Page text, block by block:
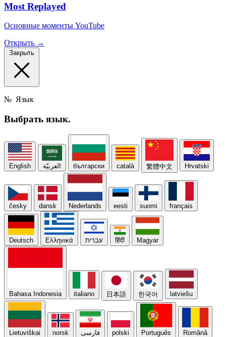
Most Replayed
Основные моменты YouTube
Открыть →
Закрыть
№ Язык
Выбрать язык.
English العربيّة български català 繁體中文 Hrvatski
česky dansk Nederlands eesti suomi français
Deutsch Ελληνικά עברית हिंदी Magyar
Bahasa Indonesia italiano 日本語 한국어 latviešu
Lietuviškai norsk فارسی polski Português Română